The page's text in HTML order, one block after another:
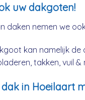
uw dakgoten!
daken nemen we
kan namelijk
takken, vuil
in Hoeilaart